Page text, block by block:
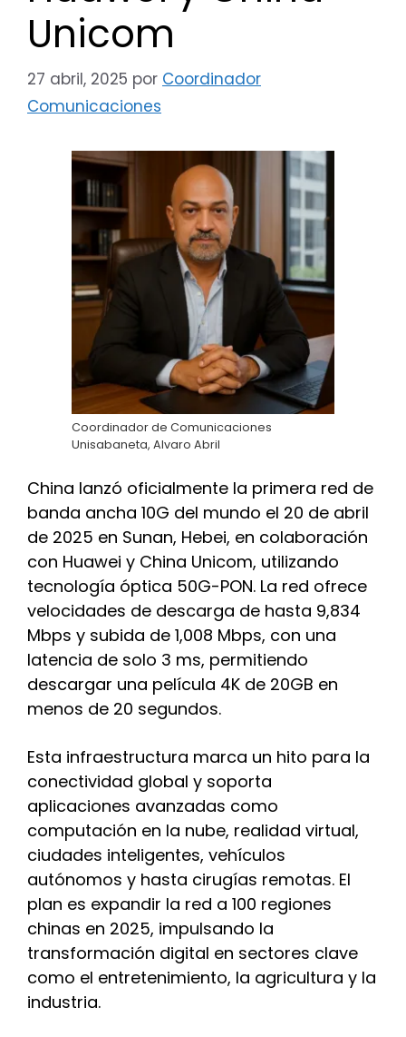
Unicom
27 abril, 2025 por Coordinador
Comunicaciones
Coordinador de Comunicaciones
Unisabaneta, Alvaro Abril
China lanzó oficialmente la primera red de
banda ancha 10G del mundo el 20 de abril
de 2025 en Sunan, Hebei, en colaboración
con Huawei y China Unicom, utilizando
tecnología óptica 50G-PON. La red ofrece
velocidades de descarga de hasta 9,834
Mbps y subida de 1,008 Mbps, con una
latencia de solo 3 ms, permitiendo
descargar una película 4K de 20GB en
menos de 20 segundos.
Esta infraestructura marca un hito para la
conectividad global y soporta
aplicaciones avanzadas como
computación en la nube, realidad virtual,
ciudades inteligentes, vehículos
autónomos y hasta cirugías remotas. El
plan es expandir la red a 100 regiones
chinas en 2025, impulsando la
transformación digital en sectores clave
como el entretenimiento, la agricultura y la
industria.